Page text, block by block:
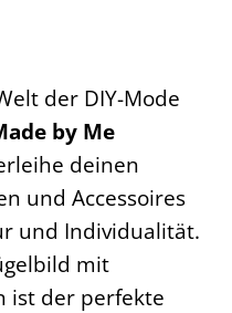
der DIY-Mode
by Me
deinen
und Accessoires
und Individualität.
mit
ist der perfekte